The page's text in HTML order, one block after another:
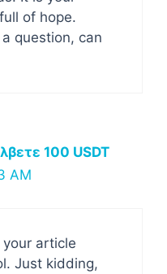
of hope.
question, can
100 USDT
AM
your article
Just kidding,